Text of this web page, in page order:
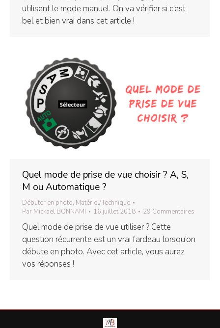
utilisent le mode manuel. On va vérifier si c’est
bel et bien vrai dans cet article !
Quel mode de prise de vue choisir ? A, S,
M ou Automatique ?
Débuter en photo, Matériel/Technique
Par Mickaël BONNAMI 16 juillet 2018 29 Commentaires
Quel mode de prise de vue utiliser ? Cette
question récurrente est un vrai fardeau lorsqu’on
débute en photo. Avec cet article, vous aurez
vos réponses !